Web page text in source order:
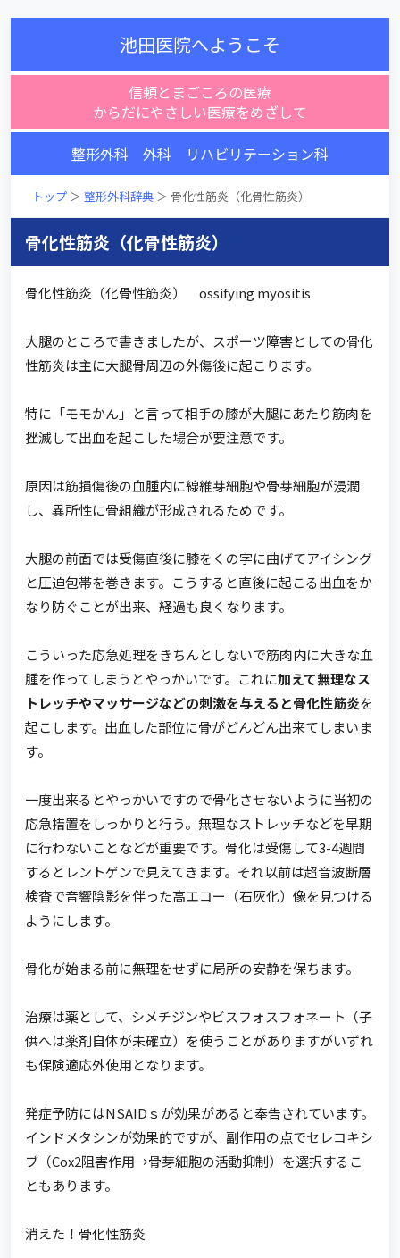
池田医院へようこそ
信頼とまごころの医療
からだにやさしい医療をめざして
整形外科 外科 リハビリテーション科
トップ ＞ 整形外科辞典 ＞ 骨化性筋炎（化骨性筋炎）
骨化性筋炎（化骨性筋炎）
骨化性筋炎（化骨性筋炎） ossifying myositis
大腿のところで書きましたが、スポーツ障害としての骨化
性筋炎は主に大腿骨周辺の外傷後に起こります。
特に「モモかん」と言って相手の膝が大腿にあたり筋肉を
挫滅して出血を起こした場合が要注意です。
原因は筋損傷後の血腫内に線維芽細胞や骨芽細胞が浸潤
し、異所性に骨組織が形成されるためです。
大腿の前面では受傷直後に膝をくの字に曲げてアイシング
と圧迫包帯を巻きます。こうすると直後に起こる出血をか
なり防ぐことが出来、経過も良くなります。
こういった応急処理をきちんとしないで筋肉内に大きな血
腫を作ってしまうとやっかいです。これに加えて無理なス
トレッチやマッサージなどの刺激を与えると骨化性筋炎を
起こします。出血した部位に骨がどんどん出来てしまいま
す。
一度出来るとやっかいですので骨化させないように当初の
応急措置をしっかりと行う。無理なストレッチなどを早期
に行わないことなどが重要です。骨化は受傷して3-4週間
するとレントゲンで見えてきます。それ以前は超音波断層
検査で音響陰影を伴った高エコー（石灰化）像を見つける
ようにします。
骨化が始まる前に無理をせずに局所の安静を保ちます。
治療は薬として、シメチジンやビスフォスフォネート（子
供へは薬剤自体が未確立）を使うことがありますがいずれ
も保険適応外使用となります。
発症予防にはNSAIDｓが効果があると奉告されています。
インドメタシンが効果的ですが、副作用の点でセレコキシ
ブ（Cox2阻害作用→骨芽細胞の活動抑制）を選択するこ
ともあります。
消えた！骨化性筋炎